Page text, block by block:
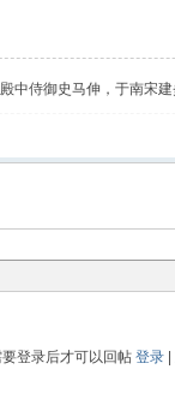
中侍御史马伸，于南宋建
登录后才可以回帖 登录